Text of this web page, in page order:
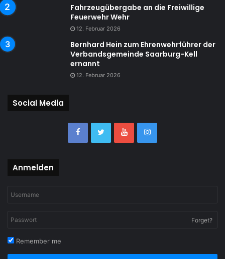
Fahrzeugübergabe an die Freiwillige
Feuerwehr Wehr
12. Februar 2026
Bernhard Hein zum Ehrenwehrführer der
Verbandsgemeinde Saarburg-Kell
ernannt
12. Februar 2026
Social Media
Anmelden
Forget?
Remember me